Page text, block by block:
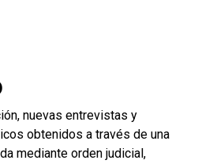
nuevas entrevistas y
obtenidos a través de una
mediante orden judicial,